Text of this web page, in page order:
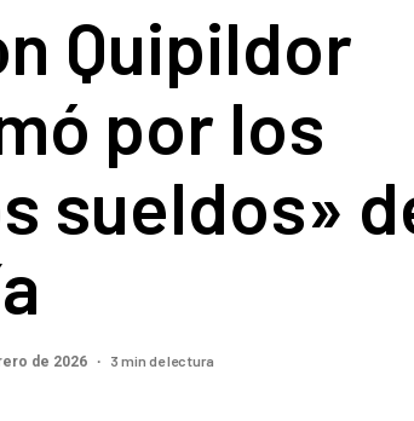
Quipildor
por los
sueldos»
de 2026 3 min de lectura